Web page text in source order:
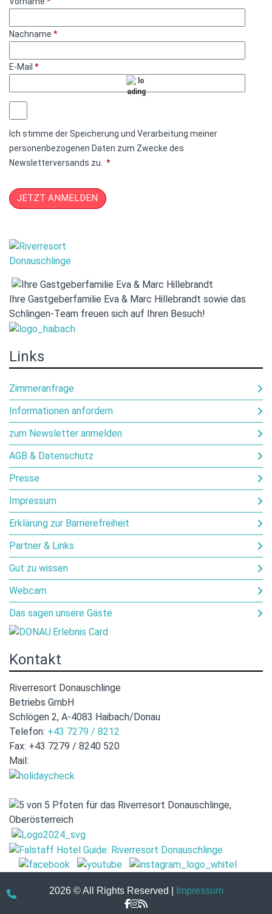

Nachname *
E-Mail *
Ich stimme der Speicherung und Verarbeitung meiner
personenbezogenen Daten zum Zwecke des
Newsletterversands zu.
*
JETZT ANMELDEN
Ihre Gastgeberfamilie Eva & Marc Hillebrandt sowie das
Schlingen-Team freuen sich auf Ihren Besuch!
Links
Zimmeranfrage
Informationen anfordern
zum Newsletter anmelden
AGB & Datenschutz
Presse
Impressum
Erklärung zur Barrierefreiheit
Partner & Links
Gut zu wissen
Webcam
Das sagen unsere Gäste
Kontakt
Riverresort Donauschlinge
Betriebs GmbH
Schlögen 2, A-4083 Haibach/Donau
Telefon: +43 7279 / 8212
Fax: +43 7279 / 8240 520
Mail:
2026 © All Rights Reserved Impressum